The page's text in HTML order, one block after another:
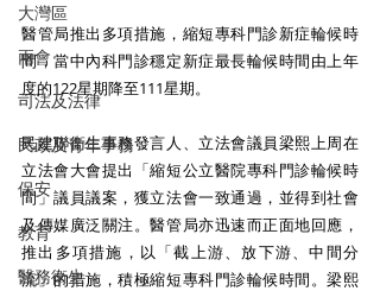
大灣區
兩會
司法及法律
民政及青年事務
保安
教育
醫務衛生
醫管局推出多項措施，縮短專科門診新症輪候時
間，當中內科門診穩定新症最長輪候時間由上年
度的122星期降至111星期。
民建聯衛生事務發言人、立法會議員梁熙上周在
立法會大會提出「縮短公立醫院專科門診輪候時
間」議員議案，獲立法會一致通過，並得到社會
及傳媒廣泛關注。醫管局亦迅速而正面地回應，
推出多項措施，以「截上游、放下游、中間分
流」的措施，積極縮短專科門診輪候時間。梁熙